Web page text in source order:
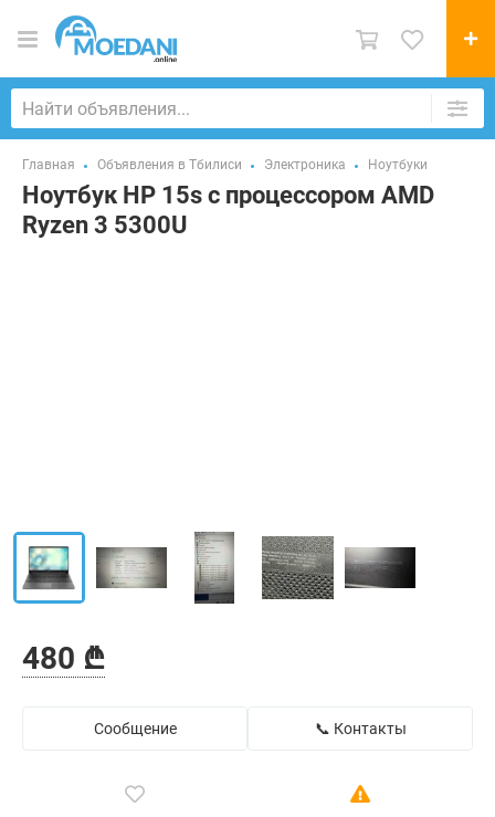
Главная Объявления в Тбилиси Электроника Ноутбуки
Ноутбук HP 15s с процессором AMD
Ryzen 3 5300U
480 ₾
Сообщение 📞 Контакты